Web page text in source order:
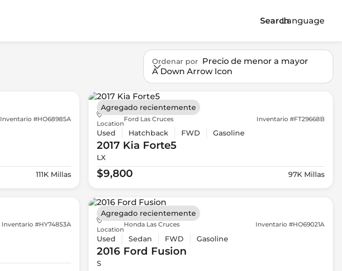
SearchLanguage
Ordenar por Precio de menor a mayor
A Down Arrow Icon
Inventario #HO68985A
111K Millas
Location
Ford Las Cruces Inventario #FT29668B
Used Hatchback FWD Gasoline
2017 Kia Forte5
LX
$9,800 97K Millas
Agregado recientemente
Inventario #HY74853A
Location
Honda Las Cruces Inventario #HO69021A
Used Sedan FWD Gasoline
2016 Ford Fusion
S
Agregado recientemente